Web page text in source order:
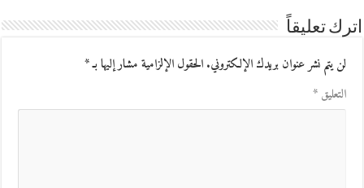
اترك تعليقاً
لن يتم نشر عنوان بريدك الإلكتروني.الحقول الإلزامية مشار إليها بـ*
التعليق*